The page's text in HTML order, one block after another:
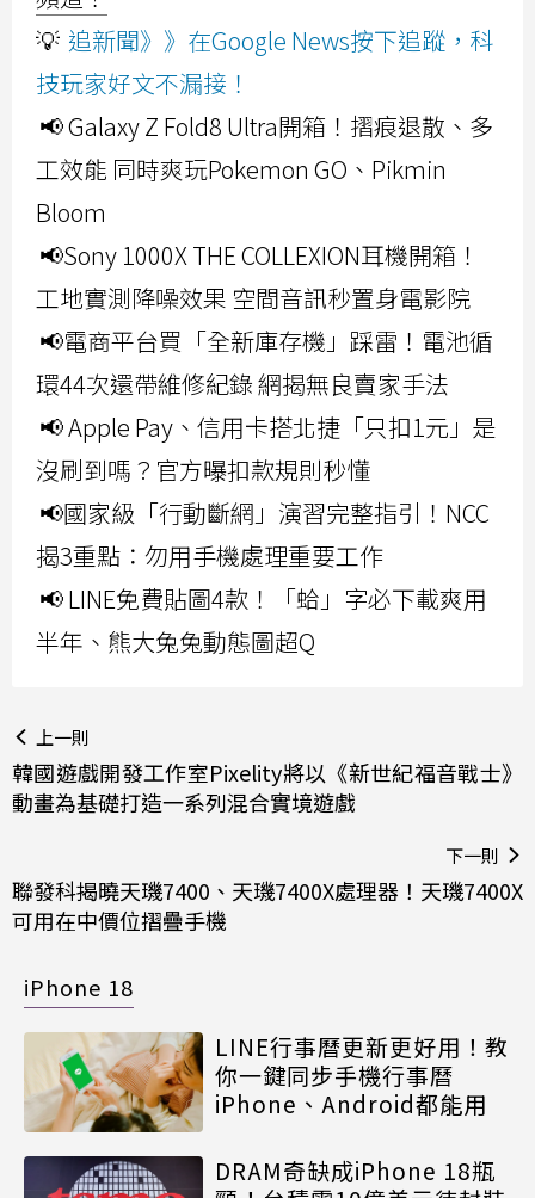
💡 追新聞》》在Google News按下追蹤，科
技玩家好文不漏接！
📢 Galaxy Z Fold8 Ultra開箱！摺痕退散、多
工效能 同時爽玩Pokemon GO、Pikmin
Bloom
📢Sony 1000X THE COLLEXION耳機開箱！
工地實測降噪效果 空間音訊秒置身電影院
📢電商平台買「全新庫存機」踩雷！電池循
環44次還帶維修紀錄 網揭無良賣家手法
📢 Apple Pay、信用卡搭北捷「只扣1元」是
沒刷到嗎？官方曝扣款規則秒懂
📢國家級「行動斷網」演習完整指引！NCC
揭3重點：勿用手機處理重要工作
📢 LINE免費貼圖4款！「蛤」字必下載爽用
半年、熊大兔兔動態圖超Q
上一則
韓國遊戲開發工作室Pixelity將以《新世紀福音戰士》
動畫為基礎打造一系列混合實境遊戲
下一則
聯發科揭曉天璣7400、天璣7400X處理器！天璣7400X
可用在中價位摺疊手機
iPhone 18
LINE行事曆更新更好用！教
你一鍵同步手機行事曆
iPhone、Android都能用
DRAM奇缺成iPhone 18瓶